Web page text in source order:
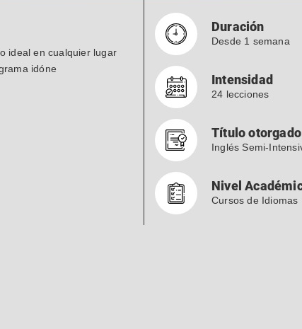
ideal en cualquier lugar
idóne
Duración
Desde 1 semana
Intensidad
24 lecciones
Título otorgado
Inglés Semi-
Nivel
Cursos de Idiomas